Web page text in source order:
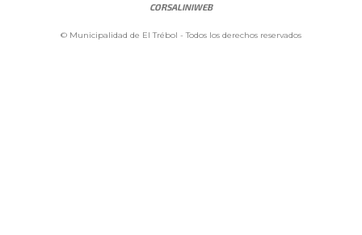
CORSALINIWEB
© Municipalidad de El Trébol - Todos los derechos reservados